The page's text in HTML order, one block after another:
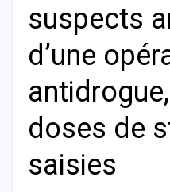
suspects
d’une
doses de
saisies